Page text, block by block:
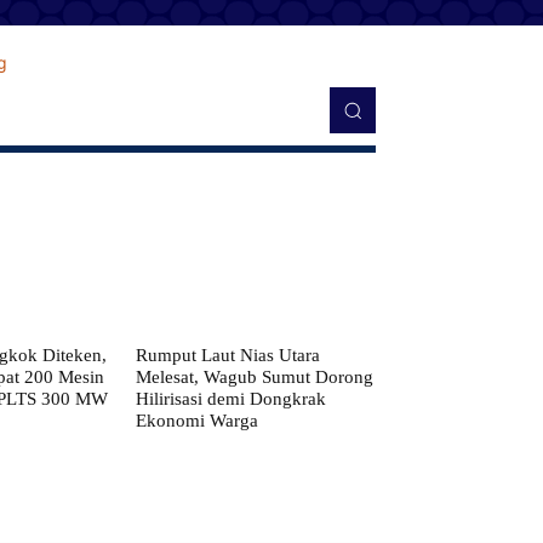
Diteken,
200 Mesin
300 MW
Rumput Laut Nias Utara
Melesat, Wagub Sumut Dorong
Hilirisasi demi Dongkrak
Ekonomi Warga